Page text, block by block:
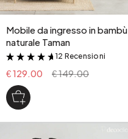
Mobile da ingresso in bambù
naturale Taman
&
12 Recensioni
€ 129.00 € 149.00